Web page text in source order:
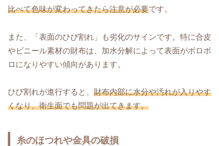
比べて色味が変わってきたら注意が必要です。
また、「表面のひび割れ」も劣化のサインです。特に合皮
やビニール素材の財布は、加水分解によって表面がボロボ
ロになりやすい傾向があります。
ひび割れが進行すると、 財布内部に水分や汚れが入りやす
くなり、衛生面でも問題が出てきます。
糸のほつれや金具の破損